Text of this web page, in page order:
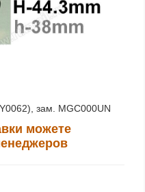
зам. MGC000UN
можете